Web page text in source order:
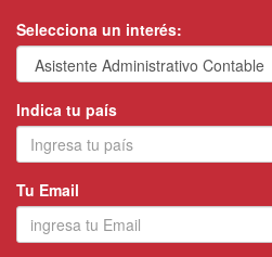
Selecciona un interés:
Indica tu país
Tu Email